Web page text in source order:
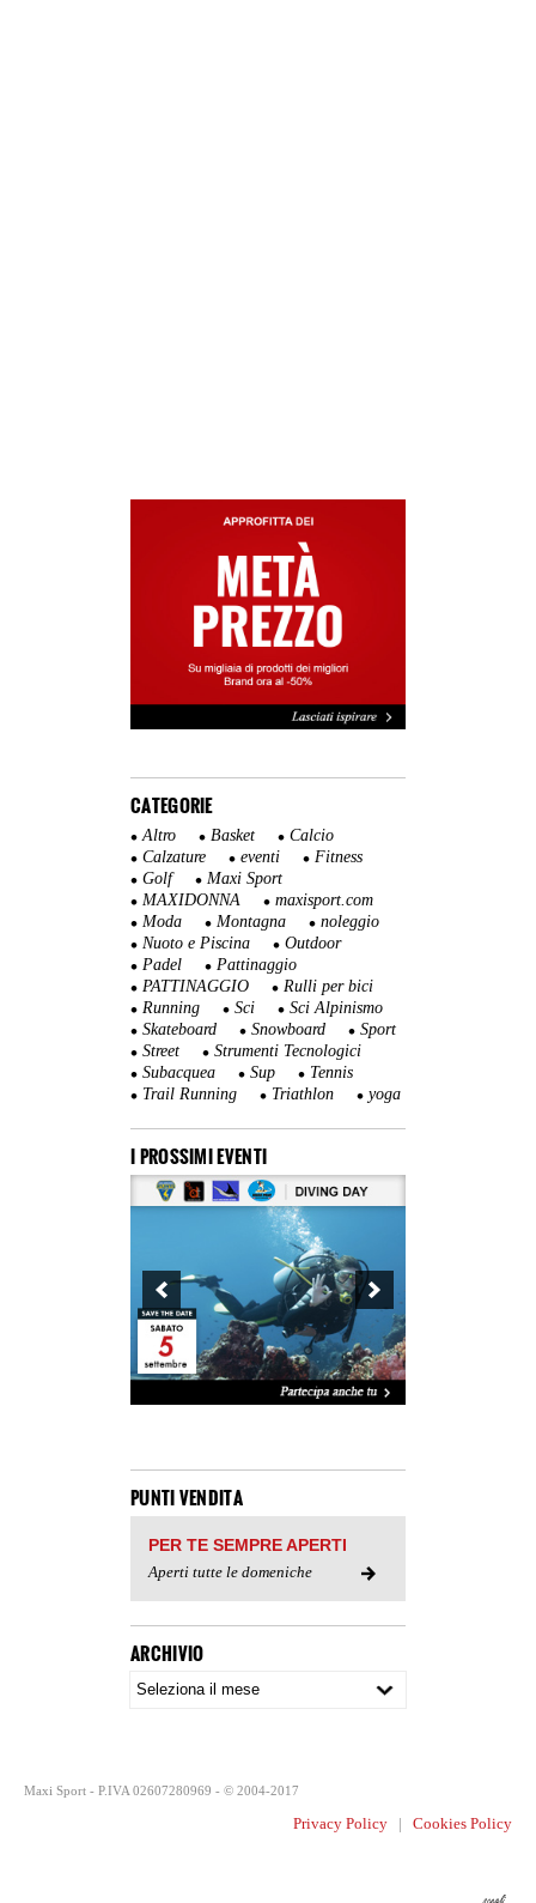
CATEGORIE
Altro Basket
Calcio
Calzature
eventi
Fitness
Golf
Maxi Sport
MAXIDONNA
maxisport.com
Moda
Montagna
noleggio
Nuoto e Piscina
Outdoor
Padel
Pattinaggio
PATTINAGGIO
Rulli per bici
Running
Sci
Sci Alpinismo
Skateboard
Snowboard
Sport
Street
Strumenti Tecnologici
Subacquea
Sup
Tennis
Trail Running
Triathlon yoga
I PROSSIMI EVENTI
PUNTI VENDITA
PER TE SEMPRE APERTI
Aperti tutte le domeniche
ARCHIVIO
Maxi Sport - P.IVA 02607280969 - © 2004-2017
Privacy Policy| Cookies Policy